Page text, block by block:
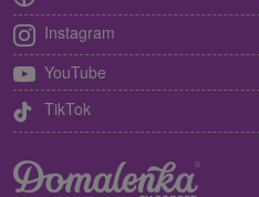
Instagram
YouTube
TikTok